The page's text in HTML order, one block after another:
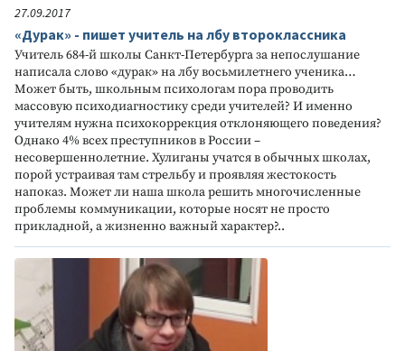
27.09.2017
«Дурак» - пишет учитель на лбу второклассника
Учитель 684-й школы Санкт-Петербурга за непослушание
написала слово «дурак» на лбу восьмилетнего ученика…
Может быть, школьным психологам пора проводить
массовую психодиагностику среди учителей? И именно
учителям нужна психокоррекция отклоняющего поведения?
Однако 4% всех преступников в России –
несовершеннолетние. Хулиганы учатся в обычных школах,
порой устраивая там стрельбу и проявляя жестокость
напоказ. Может ли наша школа решить многочисленные
проблемы коммуникации, которые носят не просто
прикладной, а жизненно важный характер?..